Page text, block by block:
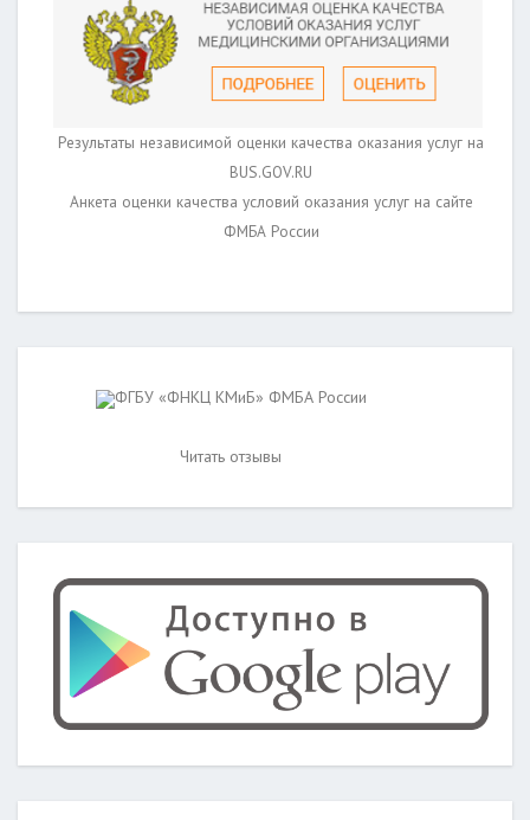
Результаты независимой оценки качества оказания услуг на
BUS.GOV.RU
Анкета оценки качества условий оказания услуг на сайте
ФМБА России
ФГБУ «ФНКЦ КМиБ» ФМБА России
Читать отзывы